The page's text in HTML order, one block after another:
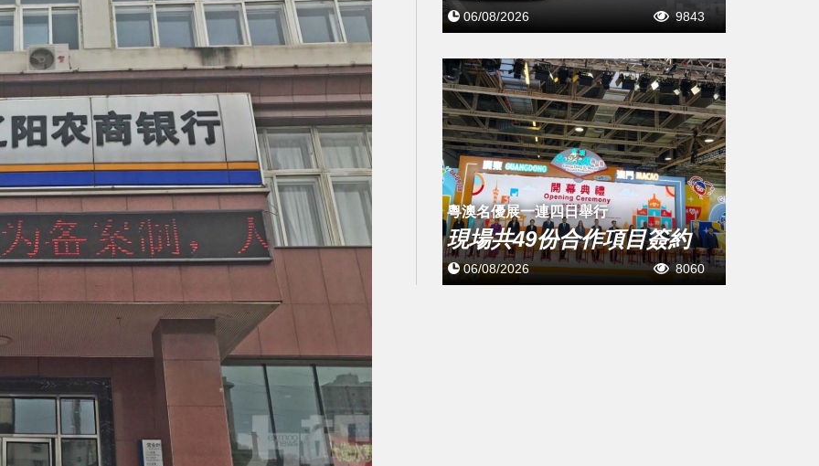
06/08/2026 9843
粵澳名優展一連四日舉行
現場共49份合作項目簽約
06/08/2026 8060